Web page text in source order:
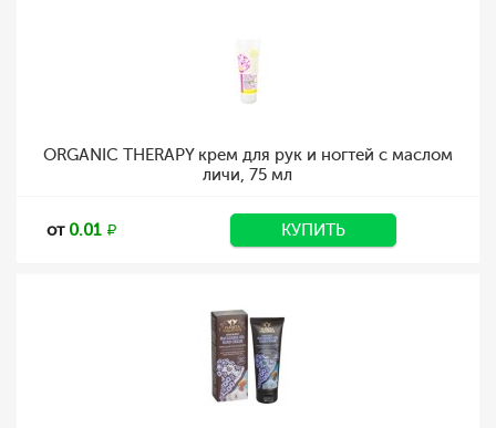
ORGANIC THERAPY крем для рук и ногтей с маслом
личи, 75 мл
от 0.01 КУПИТЬ